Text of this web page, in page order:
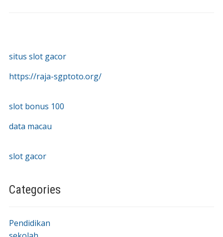
situs slot gacor
https://raja-sgptoto.org/
slot bonus 100
data macau
slot gacor
Categories
Pendidikan